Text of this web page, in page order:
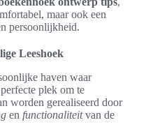
maar ook een
persoonlijkheid.
Leeshoek
haven waar
plek om te
worden gerealiseerd door
en functionaliteitvan de